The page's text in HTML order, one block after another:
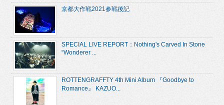
京都大作戦2021参戦後記
SPECIAL LIVE REPORT：Nothing's Carved In Stone
“Wonderer ...
ROTTENGRAFFTY 4th Mini Album 『Goodbye to
Romance』 KAZUO...